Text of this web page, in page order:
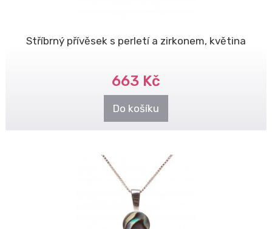
Stříbrný přívěsek s perletí a zirkonem, květina
663 Kč
Do košíku